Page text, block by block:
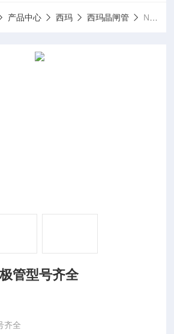
产品中心 西玛 西玛晶闸管 N500CH42、N520SH12西玛晶闸管二极管型号齐全
管型号齐全
齐全